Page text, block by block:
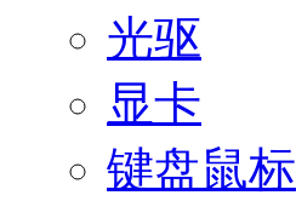
光驱
显卡
键盘鼠标